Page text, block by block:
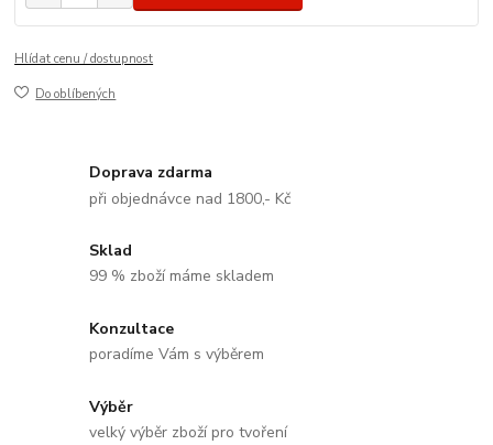
Hlídat cenu / dostupnost
Do oblíbených
Doprava zdarma
při objednávce nad 1800,- Kč
Sklad
99 % zboží máme skladem
Konzultace
poradíme Vám s výběrem
Výběr
velký výběr zboží pro tvoření